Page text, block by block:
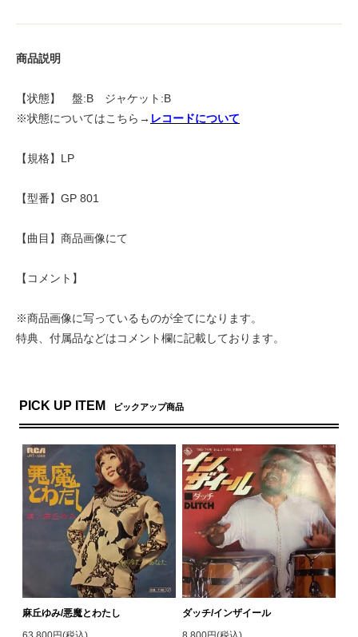
商品説明
【状態】 盤:B ジャケット:B
※状態についてはこちら→ レコードについて
【規格】LP
【型番】GP 801
【曲目】商品画像にて
【コメント】
※商品画像に写っているものが全てになります。
特典、付属品などはコメント欄に記載しております。
PICK UP ITEM ピックアップ商品
麻丘ゆみ/悪魔とわたし
ダッチ/インザイール